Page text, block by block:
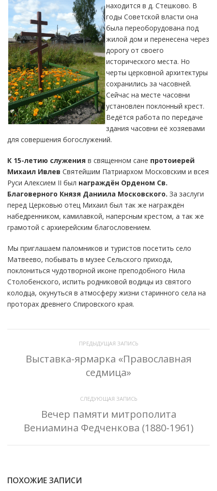
находится в д. Стешково. В
годы Советской власти она
была переоборудована под
жилой дом и перенесена через
дорогу от своего
исторического места. Но
черты церковной архитектуры
сохранились за часовней.
Сейчас на месте часовни
установлен поклонный крест.
Ведётся работа по передаче
здания часовни её хозяевами
для совершения богослужений.
К 15-летию служения в священном сане протоиерей
Михаил Ивлев Святейшим Патриархом Московским и всея
Руси Алексием II был награждён Орденом Св.
Благоверного Князя Даниила Московского. За заслуги
перед Церковью отец Михаил был так же награждён
набедренником, камилавкой, наперсным крестом, а так же
грамотой с архиерейским благословением.
Мы приглашаем паломников и туристов посетить село
Матвеево, побывать в музее Сельского прихода,
поклониться чудотворной иконе преподобного Нила
Столобенского, испить родниковой водицы из святого
колодца, окунуться в атмосферу жизни старинного села на
проторах древнего Спировского края.
ПРЕДЫДУЩАЯ ЗАПИСЬ
Выставка-ярмарка «Православная
седмица»
СЛЕДУЮЩАЯ ЗАПИСЬ
Вечер памяти митрополита
Вениамина Федченкова (1880-1961)
ПОХОЖИЕ ЗАПИСИ